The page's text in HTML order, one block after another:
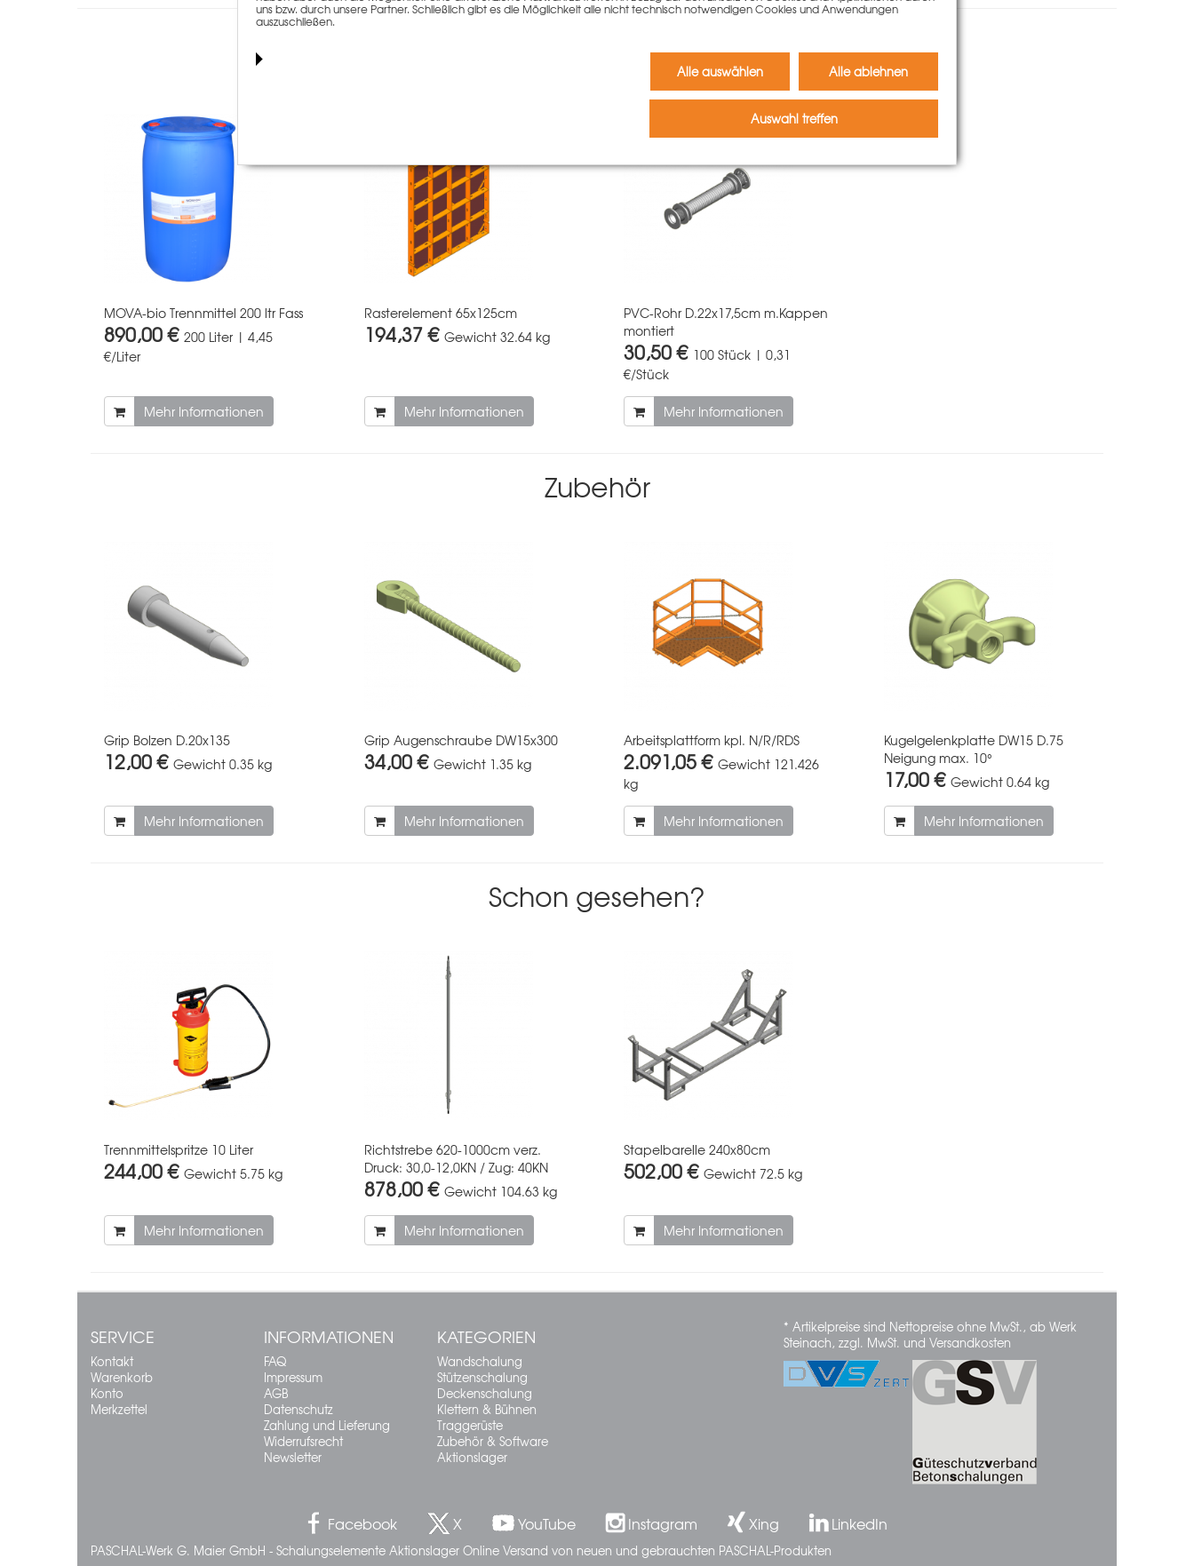
Kunden, die diesen Artikel gekauft haben, kauften auch
MOVA-bio Trennmittel 200 ltr Fass
890,00 € 200 Liter | 4,45
€/Liter
Mehr Informationen
Rasterelement 65x125cm
194,37 € Gewicht 32.64 kg
Mehr Informationen
PVC-Rohr D.22x17,5cm m.Kappen
montiert
30,50 € 100 Stück | 0,31
€/Stück
Mehr Informationen
Zubehör
Grip Bolzen D.20x135
12,00 € Gewicht 0.35 kg
Mehr Informationen
Grip Augenschraube DW15x300
34,00 € Gewicht 1.35 kg
Mehr Informationen
Arbeitsplattform kpl. N/R/RDS
2.091,05 € Gewicht 121.426
kg
Mehr Informationen
Kugelgelenkplatte DW15 D.75
Neigung max. 10°
17,00 € Gewicht 0.64 kg
Mehr Informationen
Schon gesehen?
Trennmittelspritze 10 Liter
244,00 € Gewicht 5.75 kg
Mehr Informationen
Richtstrebe 620-1000cm verz.
Druck: 30,0-12,0KN / Zug: 40KN
878,00 € Gewicht 104.63 kg
Mehr Informationen
Stapelbarelle 240x80cm
502,00 € Gewicht 72.5 kg
Mehr Informationen
SERVICE
Kontakt
Warenkorb
Konto
Merkzettel
INFORMATIONEN
FAQ
Impressum
AGB
Datenschutz
Zahlung und Lieferung
Widerrufsrecht
Newsletter
KATEGORIEN
Wandschalung
Stützenschalung
Deckenschalung
Klettern & Bühnen
Traggerüste
Zubehör & Software
Aktionslager
* Artikelpreise sind Nettopreise ohne MwSt., ab Werk
Steinach, zzgl. MwSt. und Versandkosten
Facebook X YouTube Instagram Xing LinkedIn
PASCHAL-Werk G. Maier GmbH - Schalungselemente Aktionslager Online Versand von neuen und gebrauchten PASCHAL-Produkten
uns bzw. durch unsere Partner. Schließlich gibt es die Möglichkeit alle nicht technisch notwendigen Cookies und Anwendungen
auszuschließen.
Alle auswählen Alle ablehnen
Auswahl treffen